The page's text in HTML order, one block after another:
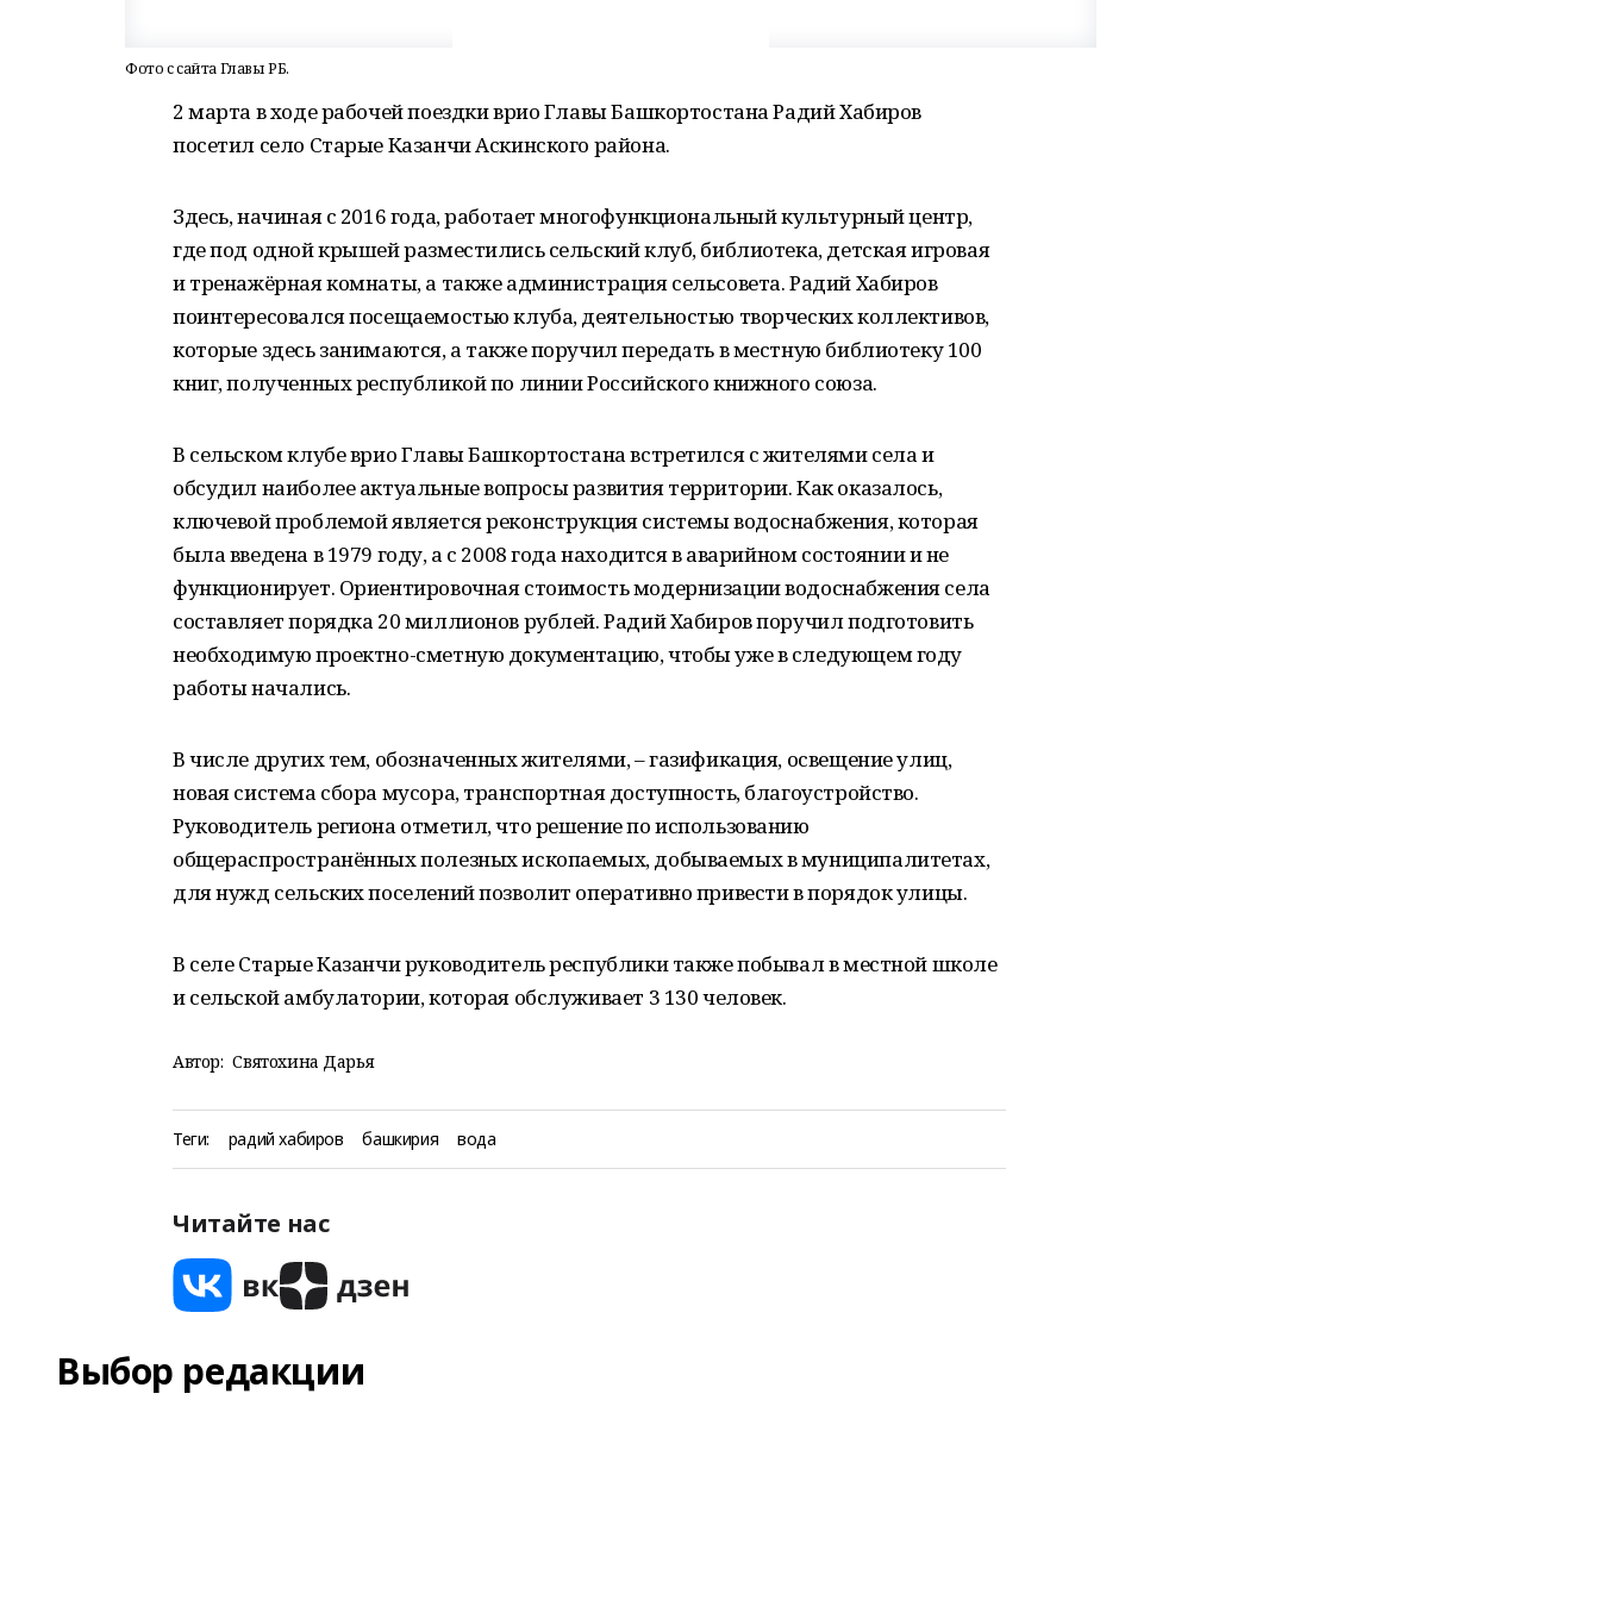
Фото с сайта Главы РБ.
2 марта в ходе рабочей поездки врио Главы Башкортостана Радий Хабиров
посетил село Старые Казанчи Аскинского района.
Здесь, начиная с 2016 года, работает многофункциональный культурный центр,
где под одной крышей разместились сельский клуб, библиотека, детская игровая
и тренажёрная комнаты, а также администрация сельсовета. Радий Хабиров
поинтересовался посещаемостью клуба, деятельностью творческих коллективов,
которые здесь занимаются, а также поручил передать в местную библиотеку 100
книг, полученных республикой по линии Российского книжного союза.
В сельском клубе врио Главы Башкортостана встретился с жителями села и
обсудил наиболее актуальные вопросы развития территории. Как оказалось,
ключевой проблемой является реконструкция системы водоснабжения, которая
была введена в 1979 году, а с 2008 года находится в аварийном состоянии и не
функционирует. Ориентировочная стоимость модернизации водоснабжения села
составляет порядка 20 миллионов рублей. Радий Хабиров поручил подготовить
необходимую проектно-сметную документацию, чтобы уже в следующем году
работы начались.
В числе других тем, обозначенных жителями, – газификация, освещение улиц,
новая система сбора мусора, транспортная доступность, благоустройство.
Руководитель региона отметил, что решение по использованию
общераспространённых полезных ископаемых, добываемых в муниципалитетах,
для нужд сельских поселений позволит оперативно привести в порядок улицы.
В селе Старые Казанчи руководитель республики также побывал в местной школе
и сельской амбулатории, которая обслуживает 3 130 человек.
Автор: Святохина Дарья
Теги: радий хабиров башкирия вода
Читайте нас
Выбор редакции